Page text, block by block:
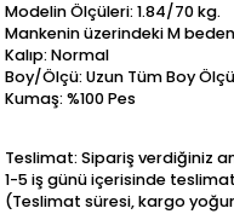
Modelin Ölçüleri: 1.84/70 kg.
Mankenin üzerindeki M
Kalıp: Normal
Boy/Ölçü: Uzun Tüm Boy
Kumaş: %100 Pes
Teslimat: Sipariş verdiğiniz
1-5 iş günü içerisinde
(Teslimat süresi, kargo